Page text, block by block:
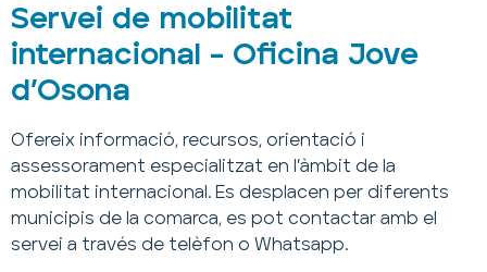
Servei de mobilitat
internacional – Oficina Jove
d’Osona
Ofereix informació, recursos, orientació i
assessorament especialitzat en l’àmbit de la
mobilitat internacional. Es desplacen per diferents
municipis de la comarca, es pot contactar amb el
servei a través de telèfon o Whatsapp.